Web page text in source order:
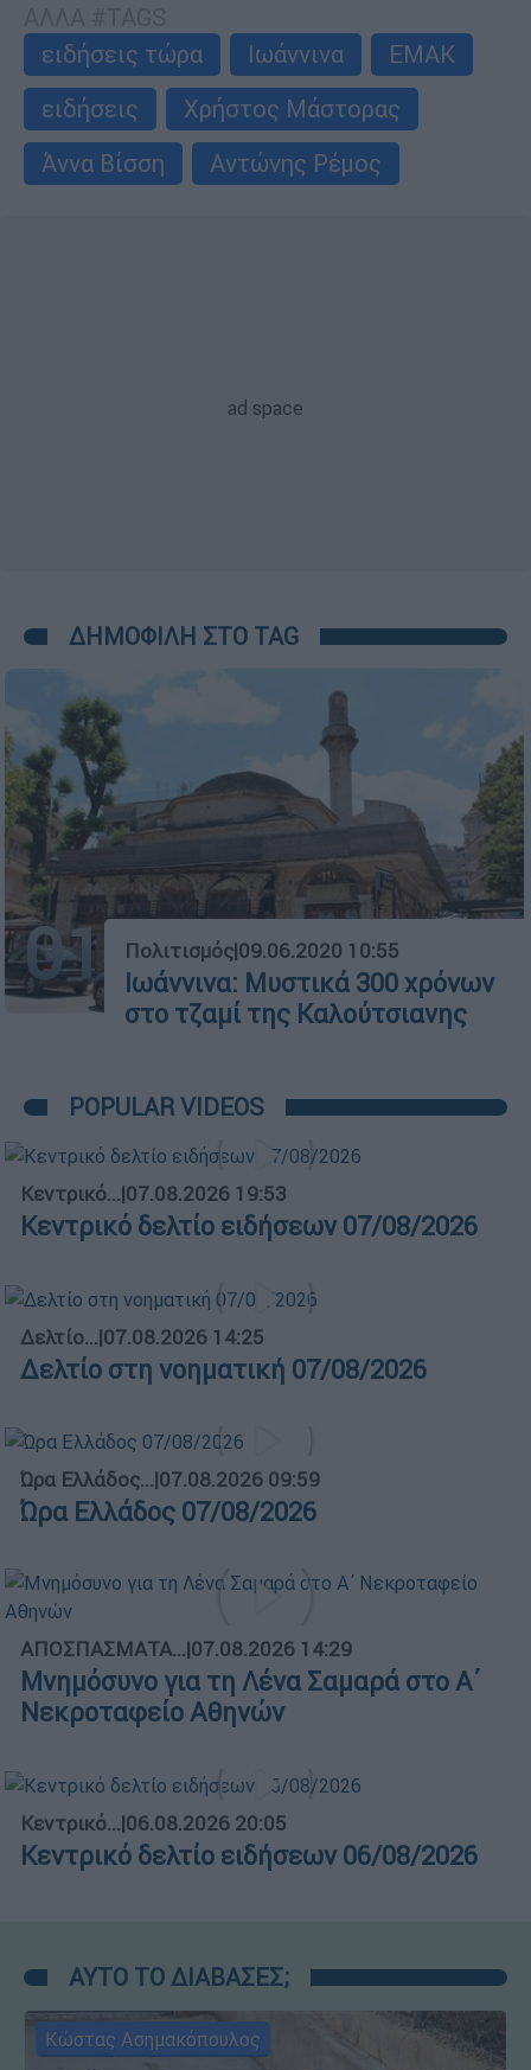
ειδήσεις τώρα
Ιωάννινα
ΕΜΑΚ
ειδήσεις
Χρήστος Μάστορας
Άννα Βίσση
Αντώνης Ρέμος
ΔΗΜΟΦΙΛΗ ΣΤΟ TAG
01 Πολιτισμός|09.06.2020 10:55
Ιωάννινα: Μυστικά 300 χρόνων
στο τζαμί της Καλούτσιανης
POPULAR VIDEOS
Κεντρικό...|07.08.2026 19:53
Κεντρικό δελτίο ειδήσεων 07/08/2026
Δελτίο...|07.08.2026 14:25
Δελτίο στη νοηματική 07/08/2026
Ώρα Ελλάδος...|07.08.2026 09:59
Ώρα Ελλάδος 07/08/2026
ΑΠΟΣΠΑΣΜΑΤΑ...|07.08.2026 14:29
Μνημόσυνο για τη Λένα Σαμαρά στο Α΄
Νεκροταφείο Αθηνών
Κεντρικό...|06.08.2026 20:05
Κεντρικό δελτίο ειδήσεων 06/08/2026
ΑΥΤΟ ΤΟ ΔΙΑΒΑΣΕΣ;
Κώστας Ασημακόπουλος